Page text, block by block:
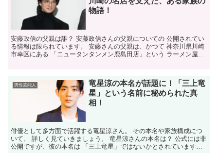
物語！
安藤政信の父親は誰？ 安藤政信さんの父親についての 公開されてい
る情報は限られています。 安藤さんの父親は、かつて 神奈川県川崎
市幸区にある 「ニュータンタンメン鹿島田店」という ラーメン屋を
男性芸能人
竜星涼の本名が話題に！「三上竜
星」という名前に秘められた真
相！
俳優として多方面で活躍する竜星涼さん。 その本名や家族構成につ
いて、 詳しく見ていきましょう。 竜星涼さんの本名は？ 公式には非
公開ですが、彼の本名は 「三上竜星」ではないかとされています。